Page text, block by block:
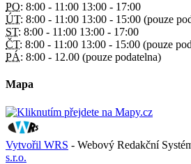
PO: 8:00 - 11:00 13:00 - 17:00
ÚT: 8:00 - 11:00 13:00 - 15:00 (pouze
ST: 8:00 - 11:00 13:00 - 17:00
ČT: 8:00 - 11:00 13:00 - 15:00 (pouze
PÁ: 8:00 - 12.00 (pouze podatelna)
Mapa
Vytvořil WRS - Webový Redakční
s.r.o.